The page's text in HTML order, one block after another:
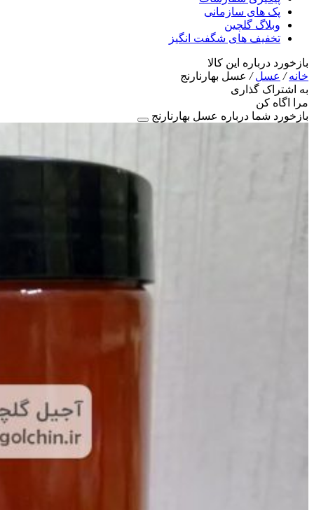
پک های سازمانی
وبلاگ گلچین
تخفیف های شگفت انگیز
بازخورد درباره این کالا
خانه/ عسل/ عسل بهارنارنج
به اشتراک گذاری
مرا اگاه کن
بازخورد شما درباره عسل بهارنارنج